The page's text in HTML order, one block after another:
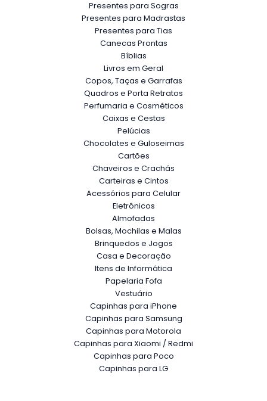
Presentes para Sogras
Presentes para Madrastas
Presentes para Tias
Canecas Prontas
Bíblias
Livros em Geral
Copos, Taças e Garrafas
Quadros e Porta Retratos
Perfumaria e Cosméticos
Caixas e Cestas
Pelúcias
Chocolates e Guloseimas
Cartões
Chaveiros e Crachás
Carteiras e Cintos
Acessórios para Celular
Eletrônicos
Almofadas
Bolsas, Mochilas e Malas
Brinquedos e Jogos
Casa e Decoração
Itens de Informática
Papelaria Fofa
Vestuário
Capinhas para iPhone
Capinhas para Samsung
Capinhas para Motorola
Capinhas para Xiaomi / Redmi
Capinhas para Poco
Capinhas para LG